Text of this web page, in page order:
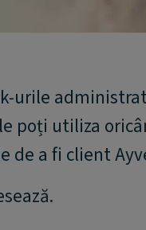
urile
poți utiliza
de a fi client